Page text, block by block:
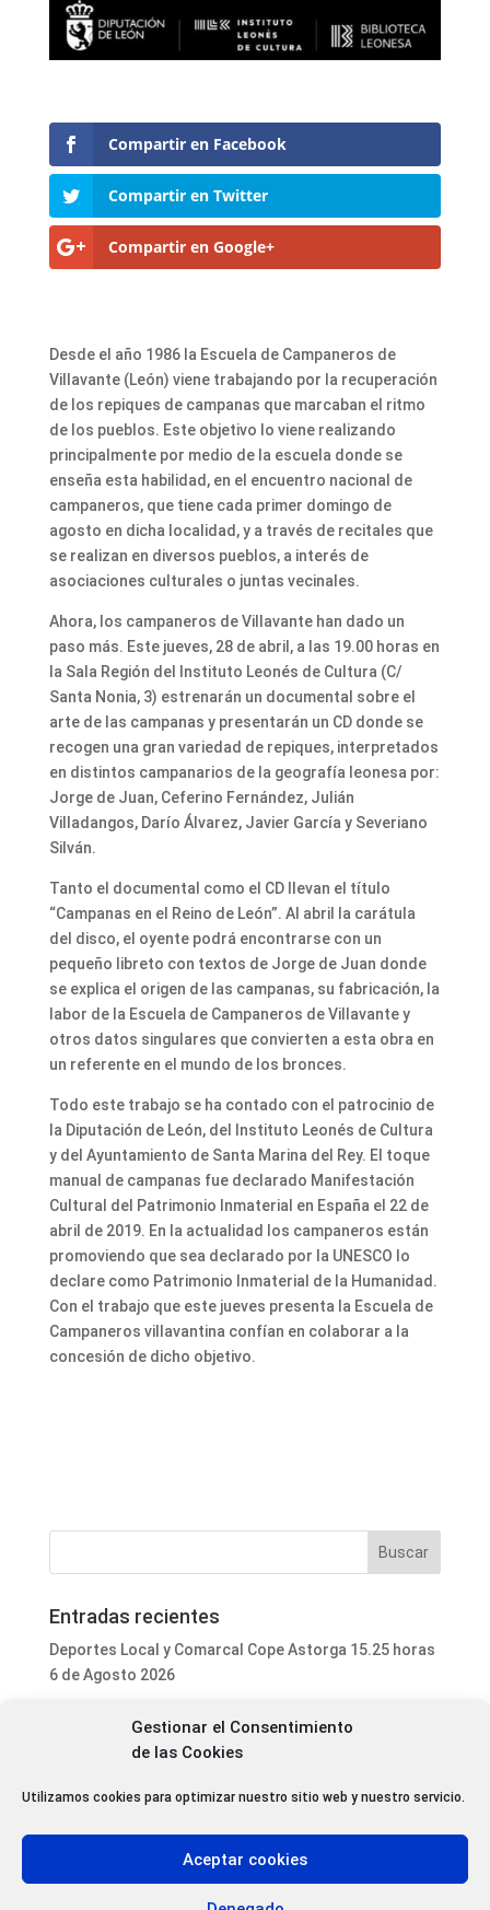
Gestionar el Consentimiento
de las Cookies
Utilizamos cookies para optimizar nuestro sitio web y nuestro servicio.
Aceptar cookies
Compartir en Facebook
Compartir en Twitter
Compartir en Google+
Desde el año 1986 la Escuela de Campaneros de
Villavante (León) viene trabajando por la recuperación
de los repiques de campanas que marcaban el ritmo
de los pueblos. Este objetivo lo viene realizando
principalmente por medio de la escuela donde se
enseña esta habilidad, en el encuentro nacional de
campaneros, que tiene cada primer domingo de
agosto en dicha localidad, y a través de recitales que
se realizan en diversos pueblos, a interés de
asociaciones culturales o juntas vecinales.
Ahora, los campaneros de Villavante han dado un
paso más. Este jueves, 28 de abril, a las 19.00 horas en
la Sala Región del Instituto Leonés de Cultura (C/
Santa Nonia, 3) estrenarán un documental sobre el
arte de las campanas y presentarán un CD donde se
recogen una gran variedad de repiques, interpretados
en distintos campanarios de la geografía leonesa por:
Jorge de Juan, Ceferino Fernández, Julián
Villadangos, Darío Álvarez, Javier García y Severiano
Silván.
Tanto el documental como el CD llevan el título
“Campanas en el Reino de León”. Al abril la carátula
del disco, el oyente podrá encontrarse con un
pequeño libreto con textos de Jorge de Juan donde
se explica el origen de las campanas, su fabricación, la
labor de la Escuela de Campaneros de Villavante y
otros datos singulares que convierten a esta obra en
un referente en el mundo de los bronces.
Todo este trabajo se ha contado con el patrocinio de
la Diputación de León, del Instituto Leonés de Cultura
y del Ayuntamiento de Santa Marina del Rey. El toque
manual de campanas fue declarado Manifestación
Cultural del Patrimonio Inmaterial en España el 22 de
abril de 2019. En la actualidad los campaneros están
promoviendo que sea declarado por la UNESCO lo
declare como Patrimonio Inmaterial de la Humanidad.
Con el trabajo que este jueves presenta la Escuela de
Campaneros villavantina confían en colaborar a la
concesión de dicho objetivo.
Entradas recientes
Deportes Local y Comarcal Cope Astorga 15.25 horas
6 de Agosto 2026
Luis Fernández Terrón dona 1.020 euros a la
Patrimonio da luz verde a la rehabilitación de varias